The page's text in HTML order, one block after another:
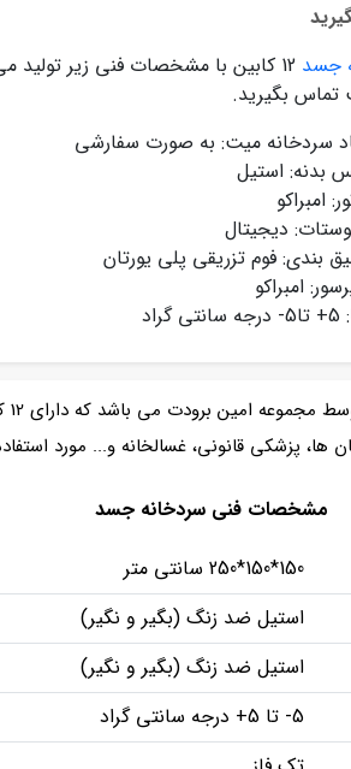
جسد
12 کابین با مشخصات فنی زیر
تماس بگیرید.
سردخانه میت: به صورت سفارشی
بدنه: استیل
امبراکو
دیجیتال
بندی: فوم تزریقی پلی یورتان
امبراکو
پزشکی قانونی، غسالخانه و... مورد
مشخصات فنی سردخانه جسد
150*150*250 سانتی متر
استیل ضد زنگ (بگیر و نگیر)
استیل ضد زنگ (بگیر و نگیر)
5- تا 5+ درجه سانتی گراد